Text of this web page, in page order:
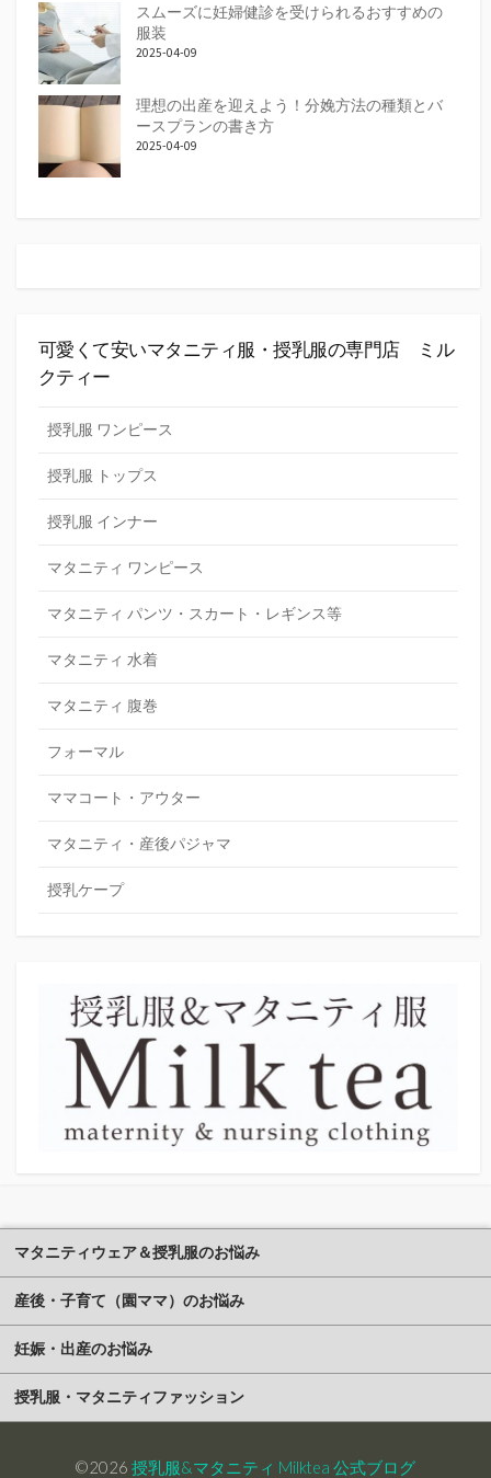
スムーズに妊婦健診を受けられるおすすめの
服装
2025-04-09
理想の出産を迎えよう！分娩方法の種類とバ
ースプランの書き方
2025-04-09
可愛くて安いマタニティ服・授乳服の専門店 ミル
クティー
授乳服 ワンピース
授乳服 トップス
授乳服 インナー
マタニティ ワンピース
マタニティ パンツ・スカート・レギンス等
マタニティ 水着
マタニティ 腹巻
フォーマル
ママコート・アウター
マタニティ・産後パジャマ
授乳ケープ
マタニティウェア＆授乳服のお悩み
産後・子育て（園ママ）のお悩み
妊娠・出産のお悩み
授乳服・マタニティファッション
©2026 授乳服&マタニティ Milktea 公式ブログ